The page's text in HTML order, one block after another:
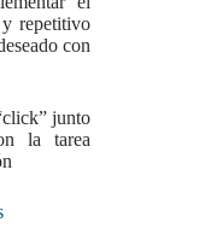
repetitivo
con
junto
la tarea